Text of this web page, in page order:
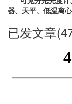
器、天平、低温离
已发文章